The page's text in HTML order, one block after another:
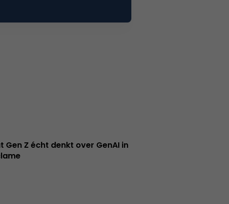
Gen Z écht denkt over GenAI in